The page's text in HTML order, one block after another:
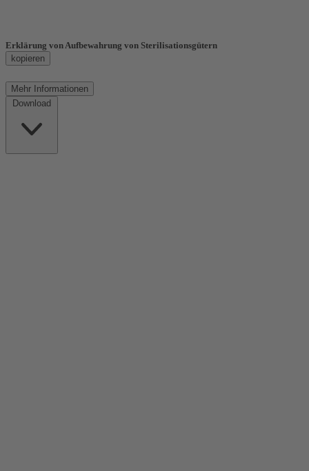
Erklärung von Aufbewahrung von Sterilisationsgütern
kopieren
Mehr Informationen
Download